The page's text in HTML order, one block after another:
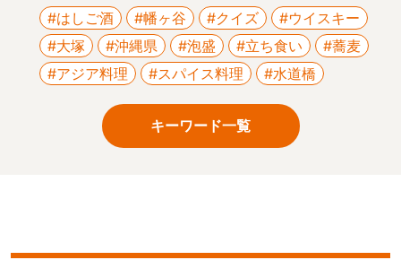
#はしご酒 #幡ヶ谷 #クイズ
#ウイスキー
#大塚
#沖縄県 #泡盛 #立ち食い
#蕎麦
#アジア料理
#スパイス料理 #水道橋
キーワード一覧